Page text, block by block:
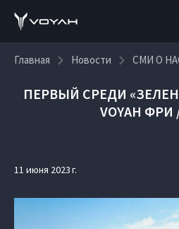
Главная Новости СМИ О
ПЕРВЫЙ СРЕДИ
VOYAH ФРИ
11 июня 2023 г.